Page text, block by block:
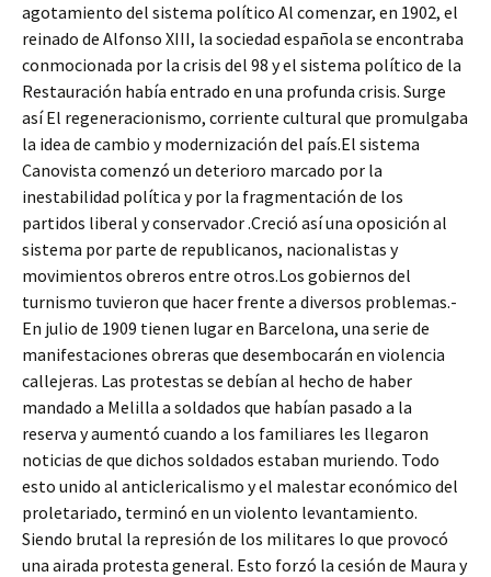
agotamiento del sistema político Al comenzar, en 1902, el
reinado de Alfonso XIII, la sociedad española se encontraba
conmocionada por la crisis del 98 y el sistema político de la
Restauración había entrado en una profunda crisis. Surge
así El regeneracionismo, corriente cultural que promulgaba
la idea de cambio y modernización del país.El sistema
Canovista comenzó un deterioro marcado por la
inestabilidad política y por la fragmentación de los
partidos liberal y conservador .Creció así una oposición al
sistema por parte de republicanos, nacionalistas y
movimientos obreros entre otros.Los gobiernos del
turnismo tuvieron que hacer frente a diversos problemas.-
En julio de 1909 tienen lugar en Barcelona, una serie de
manifestaciones obreras que desembocarán en violencia
callejeras. Las protestas se debían al hecho de haber
mandado a Melilla a soldados que habían pasado a la
reserva y aumentó cuando a los familiares les llegaron
noticias de que dichos soldados estaban muriendo. Todo
esto unido al anticlericalismo y el malestar económico del
proletariado, terminó en un violento levantamiento.
Siendo brutal la represión de los militares lo que provocó
una airada protesta general. Esto forzó la cesión de Maura y